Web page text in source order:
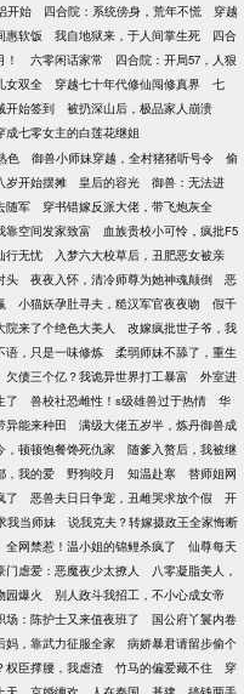
开始 四合院：系统傍身，荒年不慌
穿越
惠软饭 我自地狱来，于人间掌生死
四合
六零闲话家常
四合院：开局57，人狠
女双全 穿越七十年代修仙闯修真界
七
开始签到
被扔深山后，极品家人崩溃
成七零女主的白莲花继姐
色 御兽小师妹穿越，全村猪猪听号令
偷
岁开始摆摊 皇后的容光
御兽：无法进
随军
穿书错嫁反派大佬，带飞炮灰全
靠空间发家致富
血族贵校小可怜，疯批F5
行无忧
入梦六大校草后，丑肥恶女被亲
头 夜夜入怀，清冷师尊为她神魂颠倒
恶
小猫妖孕肚寻夫，糙汉军官夜夜吻
假千
院来了个绝色大美人
改嫁疯批世子爷，我
语，只是一味修炼
柔弱师妹不舔了，重生
欠债三个亿？我诡异世界打工暴富
外室进
了 兽校社恐雌性！s级雄兽过于热情
华
异能来种田
满级大佬五岁半，炼丹御兽成
，顿顿饱餐馋死仇家
随爹入赘后，我被继
，我的爱 野狗咬月 知温赴寒
替师姐网
了 恶兽夫日日争宠，丑雌哭求放个假
开
我当师妹
说我克夫？转嫁摄政王全家悔断
全网禁惹！温小姐的锦鲤杀疯了
仙尊每天
门虐爱：恶魔夜少太撩人
八零凝脂美人，
园爆火
别人政斗我招工，不小心成女帝
场：陈护士又来值夜班了
国公府丫鬟内卷
妈，靠武力征服全家
病娇暴君请留步偷个
权臣撑腰，我虐渣 竹马的偏爱藏不住
穿